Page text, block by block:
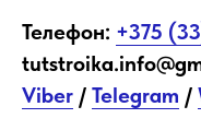
Телефон: +375
Viber / Telegram /